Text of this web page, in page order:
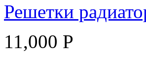
Решетки
11,000 Р